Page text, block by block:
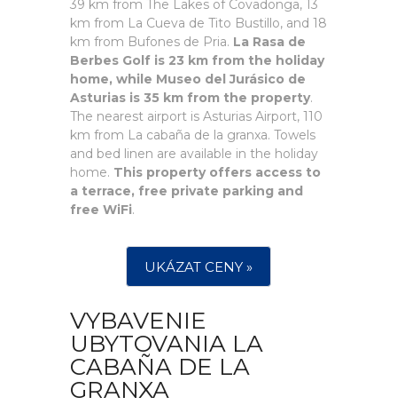
39 km from The Lakes of Covadonga, 13
km from La Cueva de Tito Bustillo, and 18
km from Bufones de Pria. La Rasa de
Berbes Golf is 23 km from the holiday
home, while Museo del Jurásico de
Asturias is 35 km from the property.
The nearest airport is Asturias Airport, 110
km from La cabaña de la granxa. Towels
and bed linen are available in the holiday
home. This property offers access to
a terrace, free private parking and
free WiFi.
UKÁZAT CENY »
VYBAVENIE
UBYTOVANIA LA
CABAÑA DE LA
GRANXA